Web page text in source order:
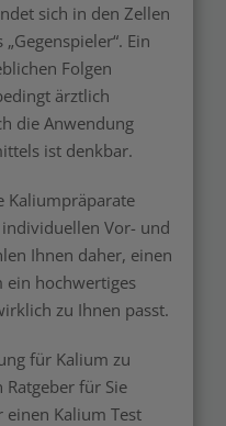
sich in den Zellen
Ein
Folgen
ärztlich
die Anwendung
ist denkbar.
Kaliumpräparate
Vor- und
Ihnen daher, einen
ein hochwertiges
zu Ihnen passt.
für Kalium zu
für Sie
Kalium Test